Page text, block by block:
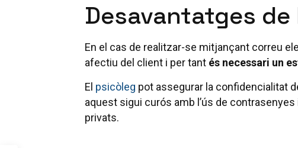
Desavantatges
En el cas de realitzar-se mitjançant correu
afectiu del client i per tant és necessari un
El psicòleg pot assegurar la confidencialitat
aquest sigui curós amb l’ús de
privats.